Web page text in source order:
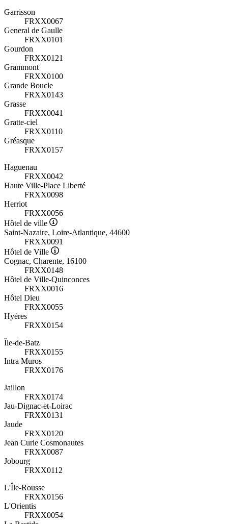
Garrisson
FRXX0067
General de Gaulle
FRXX0101
Gourdon
FRXX0121
Grammont
FRXX0100
Grande Boucle
FRXX0143
Grasse
FRXX0041
Gratte-ciel
FRXX0110
Gréasque
FRXX0157
Haguenau
FRXX0042
Haute Ville-Place Liberté
FRXX0098
Herriot
FRXX0056
Hôtel de ville
Saint-Nazaire, Loire-Atlantique, 44600
FRXX0091
Hôtel de Ville
Cognac, Charente, 16100
FRXX0148
Hôtel de Ville-Quinconces
FRXX0016
Hôtel Dieu
FRXX0055
Hyères
FRXX0154
Île-de-Batz
FRXX0155
Intra Muros
FRXX0176
Jaillon
FRXX0174
Jau-Dignac-et-Loirac
FRXX0131
Jaude
FRXX0120
Jean Curie Cosmonautes
FRXX0087
Jobourg
FRXX0112
L'Île-Rousse
FRXX0156
L'Orientis
FRXX0054